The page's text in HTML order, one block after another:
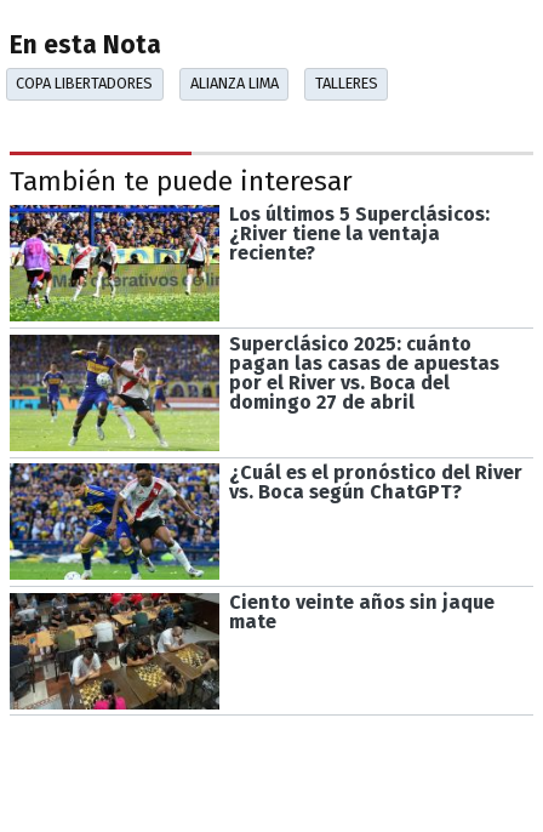
En esta Nota
COPA LIBERTADORES ALIANZA LIMA TALLERES
También te puede interesar
Los últimos 5 Superclásicos:
¿River tiene la ventaja
reciente?
Superclásico 2025: cuánto
pagan las casas de apuestas
por el River vs. Boca del
domingo 27 de abril
¿Cuál es el pronóstico del River
vs. Boca según ChatGPT?
Ciento veinte años sin jaque
mate